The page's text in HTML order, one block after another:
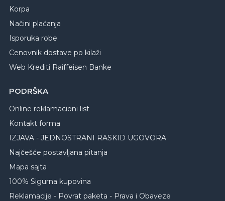
Korpa
Načini plaćanja
Isporuka robe
Cenovnik dostave po kilaži
Web Krediti Raiffeisen Banke
PODRŠKA
Online reklamacioni list
Kontakt forma
IZJAVA - JEDNOSTRANI RASKID UGOVORA
Najčešće postavljana pitanja
Mapa sajta
100% Sigurna kupovina
Reklamacije - Povrat paketa - Prava i Obaveze